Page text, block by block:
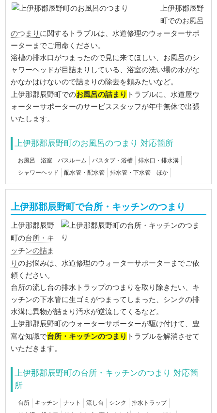
上伊那郡辰野
町でのお風呂
のつまり に関するトラブルは、水道修理のウォーターサポ
ーターまでご用命ください。
浴槽の排水口がつまったので見に来てほしい、お風呂のシ
ャワーヘッドが目詰まりしている、浴室の洗い場の水がな
かなかはけないので詰まりの除去を頼みたいなど。
上伊那郡辰野町でのお風呂の詰まり トラブルに、水道屋ウ
ォーターサポーターのサービススタッフが年中無休で出張
いたします。
上伊那郡辰野町のお風呂のつまり 対応箇所
お風呂 浴室 バスルーム バスタブ・浴槽
排水口・排水溝
シャワーヘッド
配水管・配水管 排水管・下水管 ほか
上伊那郡辰野町で台所・キッチンのつまり
上伊那郡辰野
町の台所・キ
ッチンの詰ま
りのお悩みは、水道修理のウォーターサポーターまでご依
頼ください。
台所の流し台の排水トラップのつまりを取り除きたい、キ
ッチンの下水管に生ゴミがつまってしまった、シンクの排
水溝に異物が詰まり汚水が逆流してくるなど。
上伊那郡辰野町のウォーターサポーターが駆け付けて、豊
富な知識で台所・キッチンのつまり トラブルを解消させて
いただきます。
上伊那郡辰野町の台所・キッチンのつまり 対応箇
所
台所 キッチン ナット 流し台 シンク
排水トラップ